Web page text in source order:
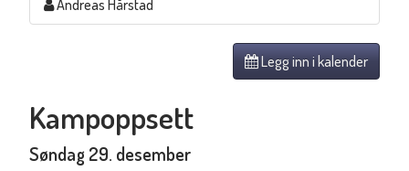
Andreas Hårstad
Legg inn i kalender
Kampoppsett
Søndag 29. desember